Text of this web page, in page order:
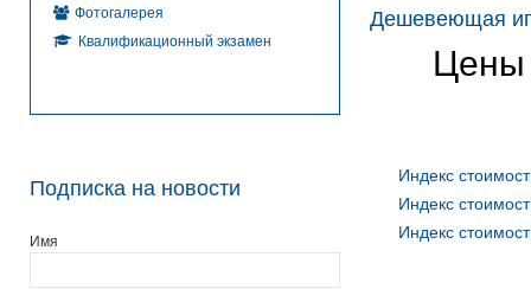
Дешевеющая
Цены
Индекс
Индекс
Индекс
Фотогалерея
Квалификационный экзамен
Подписка на новости
Имя